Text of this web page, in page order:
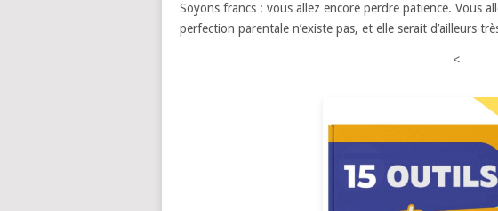
Soyons francs : vous allez encore perdre patience. Vous
perfection parentale n’existe pas, et elle serait d’ailleurs
<